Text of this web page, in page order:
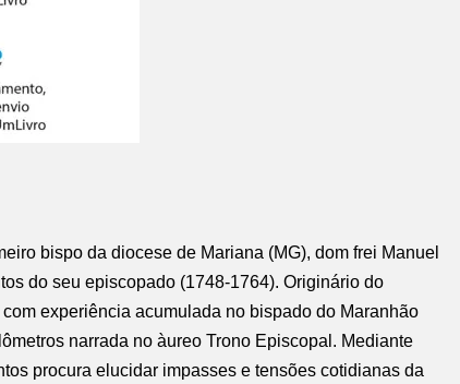
bispo da diocese de Mariana (MG), dom frei Manuel
do seu episcopado (1748-1764). Originário do
experiência acumulada no bispado do Maranhão
narrada no àureo Trono Episcopal. Mediante
procura elucidar impasses e tensões cotidianas da